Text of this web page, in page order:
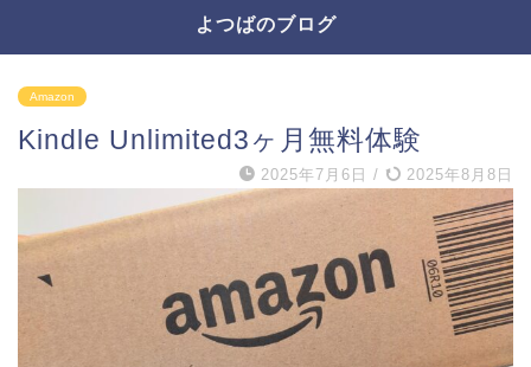
よつばのブログ
Amazon
Kindle Unlimited3ヶ月無料体験
2025年7月6日 / 2025年8月8日